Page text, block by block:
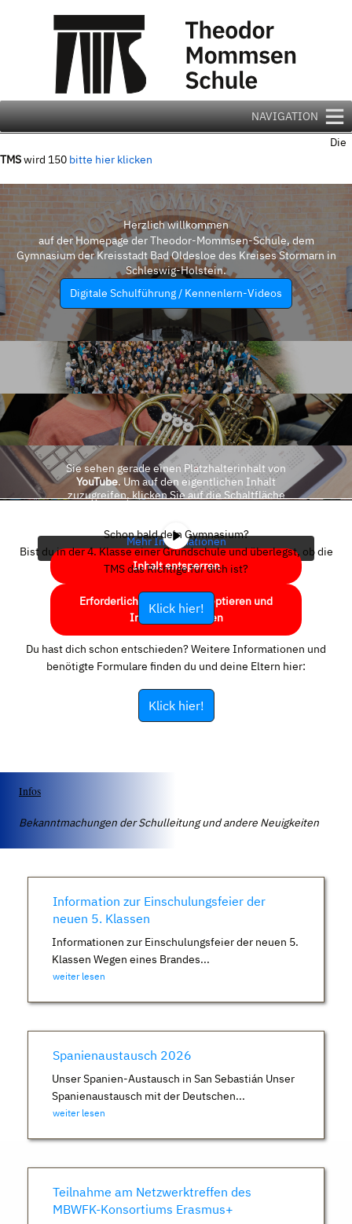
NAVIGATION
Die
TMSwird 150 bitte hier klicken
Herzlich willkommen
auf der Homepage der Theodor-Mommsen-Schule, dem
Gymnasium der Kreisstadt Bad Oldesloe des Kreises Stormarn in
Schleswig-Holstein.
Digitale Schulführung / Kennenlern-Videos
Sie sehen gerade einen Platzhalterinhalt von
YouTube. Um auf den eigentlichen Inhalt
zuzugreifen, klicken Sie auf die Schaltfläche
Mehr Informationen
Inhalt entsperren
Erforderlichen Service akzeptieren und
Inhalte entsperren
Schon bald dein Gymnasium?
Bist du in der 4. Klasse einer Grundschule und überlegst, ob die
TMS das Richtige für dich ist?
Klick hier!
Du hast dich schon entschieden? Weitere Informationen und
benötigte Formulare finden du und deine Eltern hier:
Klick hier!
Infos
Bekanntmachungen der Schulleitung und andere Neuigkeiten
Information zur Einschulungsfeier der
neuen 5. Klassen
Informationen zur Einschulungsfeier der neuen 5.
Klassen Wegen eines Brandes...
weiter lesen
Spanienaustausch 2026
Unser Spanien-Austausch in San Sebastián Unser
Spanienaustausch mit der Deutschen...
weiter lesen
Teilnahme am Netzwerktreffen des
MBWFK-Konsortiums Erasmus+